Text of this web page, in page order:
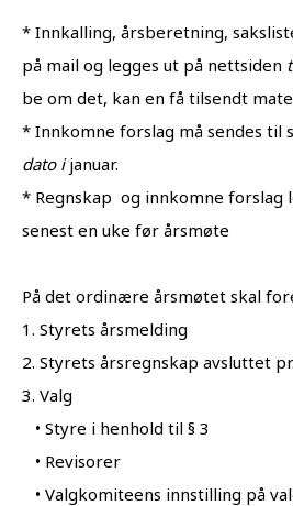
* Innkalling, årsberetning,
på mail og legges ut på nettsiden
be om det, kan en få tilsendt
* Innkomne forslag må sendes til
dato ijanuar.
* Regnskap og innkomne forslag
senest en uke før årsmøte
På det ordinære årsmøtet skal
1. Styrets årsmelding
2. Styrets årsregnskap avsluttet
3. Valg
• Styre i henhold til § 3
• Revisorer
• Valgkomiteens innstilling på